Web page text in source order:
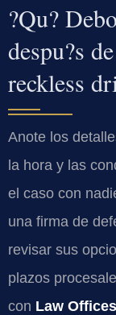
?Qu?
despu?s
reckless
Anote los
la hora y las
el caso con
una firma de
revisar sus
plazos
con Law